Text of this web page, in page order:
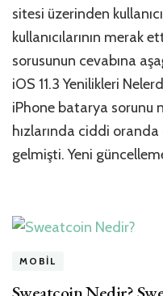
sitesi üzerinden
kullanıcılarının merak
sorusunun cevabına
iOS 11.3 Yenilikleri
iPhone batarya sorunu
hızlarında ciddi
gelmişti. Yeni
MOBIL